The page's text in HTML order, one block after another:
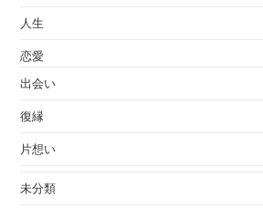
人生
恋愛
出会い
復縁
片想い
未分類